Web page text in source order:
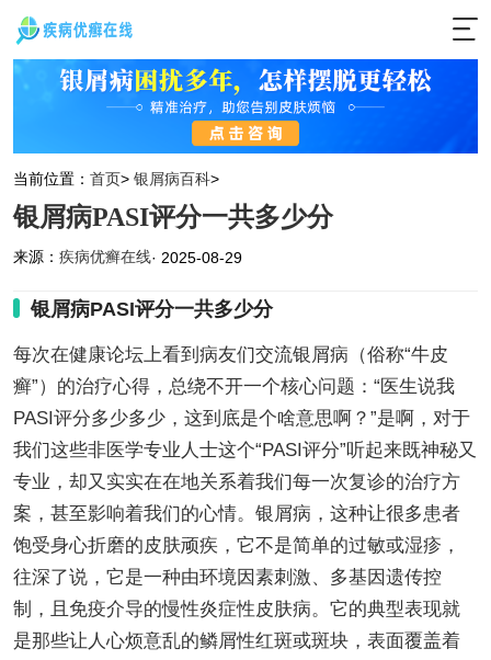
当前位置： 首页> 银屑病百科>
银屑病PASI评分一共多少分
来源： 疾病优癣在线· 2025-08-29
银屑病PASI评分一共多少分
每次在健康论坛上看到病友们交流银屑病（俗称“牛皮
癣”）的治疗心得，总绕不开一个核心问题：“医生说我
PASI评分多少多少，这到底是个啥意思啊？”是啊，对于
我们这些非医学专业人士这个“PASI评分”听起来既神秘又
专业，却又实实在在地关系着我们每一次复诊的治疗方
案，甚至影响着我们的心情。银屑病，这种让很多患者
饱受身心折磨的皮肤顽疾，它不是简单的过敏或湿疹，
往深了说，它是一种由环境因素刺激、多基因遗传控
制，且免疫介导的慢性炎症性皮肤病。它的典型表现就
是那些让人心烦意乱的鳞屑性红斑或斑块，表面覆盖着